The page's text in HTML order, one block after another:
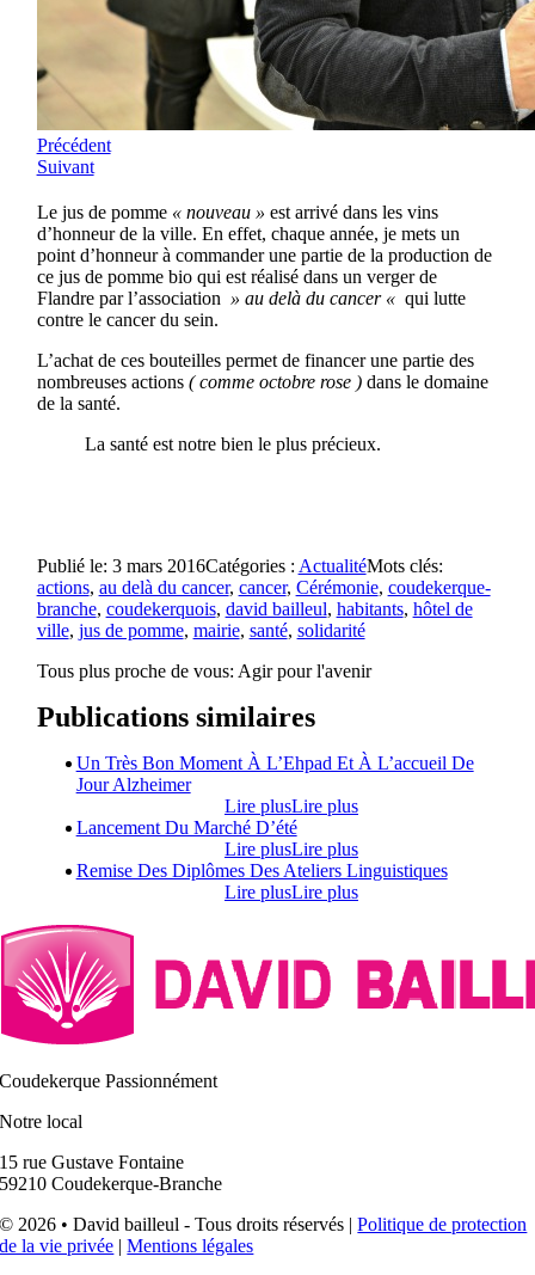
Précédent
Suivant
Le jus de pomme « nouveau » est arrivé dans les vins
d’honneur de la ville. En effet, chaque année, je mets un
point d’honneur à commander une partie de la production de
ce jus de pomme bio qui est réalisé dans un verger de
Flandre par l’association » au delà du cancer « qui lutte
contre le cancer du sein.
L’achat de ces bouteilles permet de financer une partie des
nombreuses actions( comme octobre rose )dans le domaine
de la santé.
La santé est notre bien le plus précieux.
Publié le: 3 mars 2016Catégories : ActualitéMots clés:
actions, au delà du cancer, cancer, Cérémonie, coudekerque-
branche, coudekerquois, david bailleul, habitants, hôtel de
ville, jus de pomme, mairie, santé, solidarité
Tous plus proche de vous: Agir pour l'avenir
Publications similaires
Un Très Bon Moment À L’Ehpad Et À L’accueil De
Jour Alzheimer
Lire plusLire plus
Lancement Du Marché D’été
Lire plusLire plus
Remise Des Diplômes Des Ateliers Linguistiques
Lire plusLire plus
Coudekerque Passionnément
Notre local
15 rue Gustave Fontaine
59210 Coudekerque-Branche
© 2026 • David bailleul - Tous droits réservés |Politique de protection
de la vie privée |Mentions légales